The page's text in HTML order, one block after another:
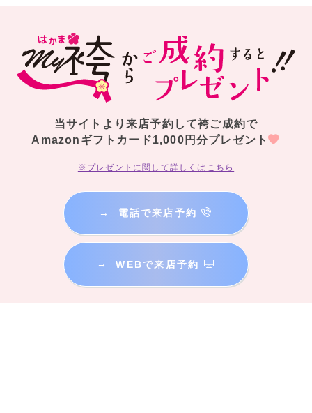
当サイトより来店予約して袴ご成約で
Amazonギフトカード1,000円分プレゼント
※プレゼントに関して詳しくはこちら
→ 電話で来店予約
→ WEBで来店予約